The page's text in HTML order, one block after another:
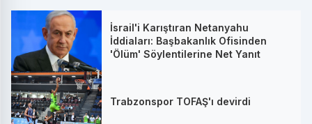
İsrail'i Karıştıran Netanyahu
İddiaları: Başbakanlık Ofisinden
'Ölüm' Söylentilerine Net Yanıt
Trabzonspor TOFAŞ'ı devirdi